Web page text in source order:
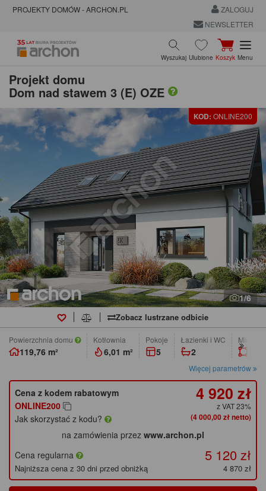
PROJEKTY DOMÓW - ARCHON.PL
ZALOGUJ
NEWSLETTER
Wyszukaj Ulubione Koszyk Menu
Projekt domu
Dom nad stawem 3 (E) OZE
KOD: ONLINE200
1/6
Zobacz lustrzane odbicie
Powierzchnia domu
119,76 m²
Kotłownia
6,01 m²
pokoje
5
łazienki i WC
2
Min.
Więcej parametrów
Cena z kodem rabatowym
ONLINE200
Jak skorzystać z kodu?
4 920 zł
z VAT 23%
(4 000,00 zł netto)
na zamówienia przez www.archon.pl
Cena regularna
5 120 zł
Najniższa cena z 30 dni przed obniżką 4 870 zł